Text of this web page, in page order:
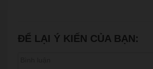
ĐỂ LẠI Ý KIẾN CỦA BẠN: